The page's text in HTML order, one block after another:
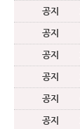
공지
공지
공지
공지
공지
공지